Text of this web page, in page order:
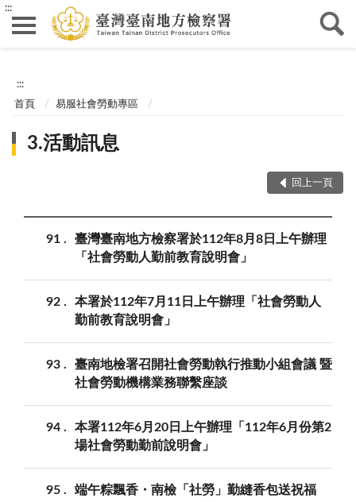
:::
:::
首頁 易服社會勞動專區
3.活動訊息
回上一頁
91
臺灣臺南地方檢察署於112年8月8日上午辦理
「社會勞動人勤前教育說明會」
92
本署於112年7月11日上午辦理「社會勞動人
勤前教育說明會」
93
臺南地檢署召開社會勞動執行推動小組會議 暨
社會勞動機構業務聯繫座談
94
本署112年6月20日上午辦理「112年6月份第2
場社會勞動勤前說明會」
95 端午粽飄香・南檢「社勞」勤縫香包送祝福